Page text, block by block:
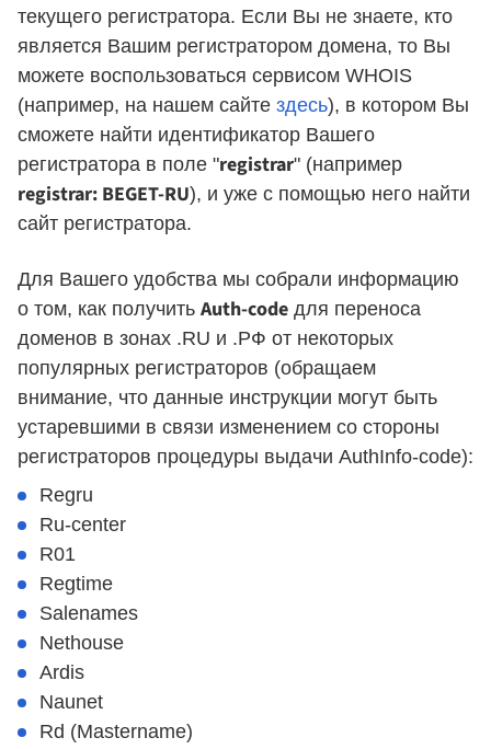
текущего регистратора. Если Вы не знаете, кто
является Вашим регистратором домена, то Вы
можете воспользоваться сервисом WHOIS
(например, на нашем сайте здесь), в котором Вы
сможете найти идентификатор Вашего
регистратора в поле "registrar" (например
registrar: BEGET-RU), и уже с помощью него найти
сайт регистратора.
Для Вашего удобства мы собрали информацию
о том, как получить Auth-code для переноса
доменов в зонах .RU и .РФ от некоторых
популярных регистраторов (обращаем
внимание, что данные инструкции могут быть
устаревшими в связи изменением со стороны
регистраторов процедуры выдачи AuthInfo-code):
Regru
Ru-center
R01
Regtime
Salenames
Nethouse
Ardis
Naunet
Rd (Mastername)